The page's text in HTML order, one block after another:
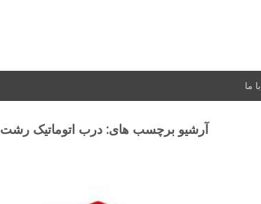
ما
آرشیو برچسب های:درب اتوماتیک رشت